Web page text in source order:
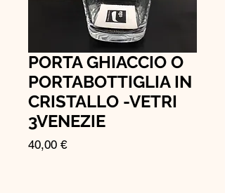
PORTA GHIACCIO O
PORTABOTTIGLIA IN
CRISTALLO -VETRI
3VENEZIE
40,00 €Prezzo